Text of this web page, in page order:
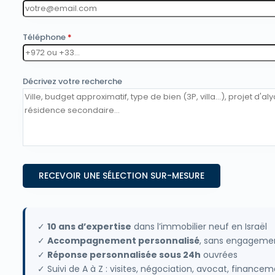
Téléphone *
Décrivez votre recherche
✓ 10 ans d’expertise dans l’immobilier neuf en Israël
✓ Accompagnement personnalisé, sans
✓ Réponse personnalisée sous 24h ouvrées
✓ Suivi de A à Z : visites, négociation, avocat,